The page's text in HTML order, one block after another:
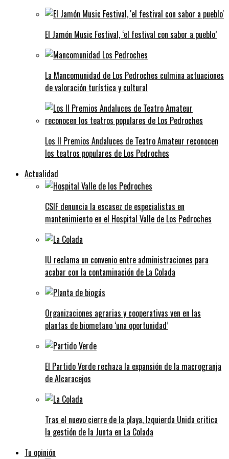
El Jamón Music Festival, ‘el festival con sabor a pueblo’
La Mancomunidad de Los Pedroches culmina actuaciones
de valoración turística y cultural
Los II Premios Andaluces de Teatro Amateur reconocen
los teatros populares de Los Pedroches
Actualidad
CSIF denuncia la escasez de especialistas en
mantenimiento en el Hospital Valle de Los Pedroches
IU reclama un convenio entre administraciones para
acabar con la contaminación de La Colada
Organizaciones agrarias y cooperativas ven en las
plantas de biometano ‘una oportunidad’
El Partido Verde rechaza la expansión de la macrogranja
de Alcaracejos
Tras el nuevo cierre de la playa, Izquierda Unida critica
la gestión de la Junta en La Colada
Tu opinión